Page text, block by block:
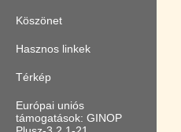
Köszönet
Hasznos linkek
Térkép
Európai uniós
támogatások: GINOP